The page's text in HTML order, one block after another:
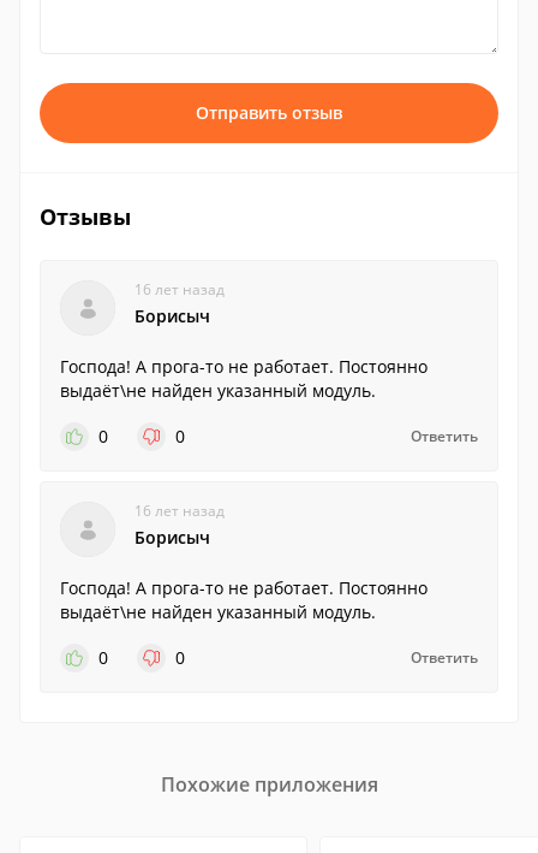
Отправить отзыв
Отзывы
16 лет назад
Борисыч
Господа! А прога-то не работает. Постоянно
выдаёт\не найден указанный модуль.
0
0 Ответить
16 лет назад
Борисыч
Господа! А прога-то не работает. Постоянно
выдаёт\не найден указанный модуль.
0
0 Ответить
Похожие приложения